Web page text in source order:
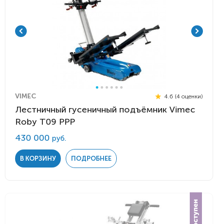
VIMEC 4.6 (4 оценки)
Лестничный гусеничный подъёмник Vimec
Roby Т09 PPP
430 000 руб.
В КОРЗИНУ ПОДРОБНЕЕ